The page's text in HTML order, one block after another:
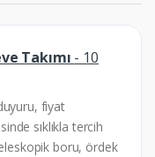
Takımı - 10
fiyat
sıklıkla tercih
boru, ördek